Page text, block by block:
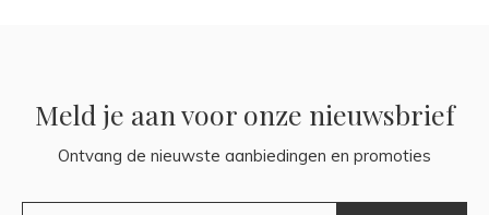
Meld je aan voor onze nieuwsbrief
Ontvang de nieuwste aanbiedingen en promoties